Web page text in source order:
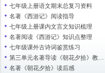
七年级上册语文期末总复习资料
名著《西游记》阅读指导
七年级上册课内文言文知识梳理
名著阅读《西游记》知识点整理
七年级课外古诗词鉴赏练习
第三单元名著导读《朝花夕拾》教…
名著《朝花夕拾》读后感